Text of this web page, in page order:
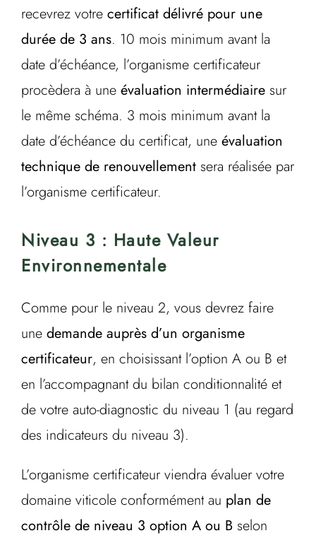
recevrez votre certificat délivré pour une
durée de 3 ans. 10 mois minimum avant la
date d’échéance, l’organisme certificateur
procèdera à une évaluation intermédiaire sur
le même schéma. 3 mois minimum avant la
date d’échéance du certificat, une évaluation
technique de renouvellement sera réalisée par
l’organisme certificateur.
Niveau 3 : Haute Valeur
Environnementale
Comme pour le niveau 2, vous devrez faire
une demande auprès d’un organisme
certificateur, en choisissant l’option A ou B et
en l’accompagnant du bilan conditionnalité et
de votre auto-diagnostic du niveau 1 (au regard
des indicateurs du niveau 3).
L’organisme certificateur viendra évaluer votre
domaine viticole conformément au plan de
contrôle de niveau 3 option A ou B selon